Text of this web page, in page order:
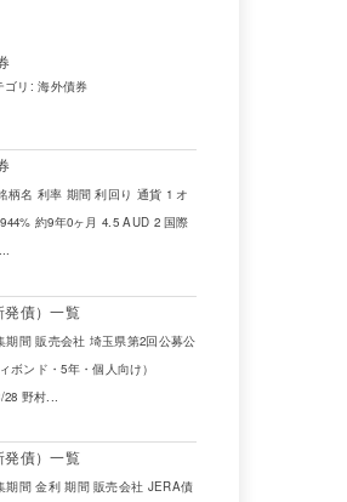
券
証券
証券
証券
証券
証券
証券
証券
ゴリ:海外債券
柄名 利率 期間 利回り 通貨 1 オ
約9年0ヶ月 4.5 AUD 2 国際
発債）一覧
期間 販売会社 埼玉県第2回公募公
ボンド・5年・個人向け）
野村...
発債）一覧
期間 金利 期間 販売会社 JERA債